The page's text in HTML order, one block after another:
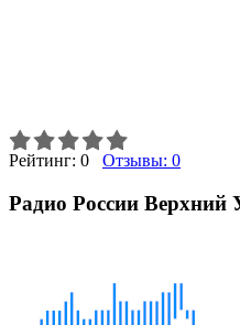
Рейтинг: 0 Отзывы: 0
Радио России Верхний